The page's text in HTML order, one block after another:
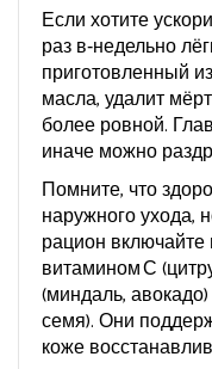
Если хотите
раз в‑недельно
приготовленный
масла, удалит
более ровной.
иначе можно
Помните, что
наружного ухода,
рацион
витамином С
(миндаль,
семя). Они
коже